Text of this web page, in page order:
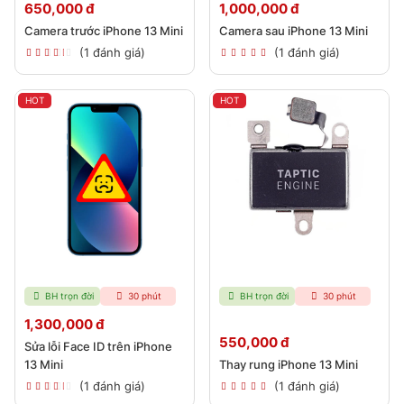
Lưu ý: Giá đã bao gồm VAT & Công sửa chữa.
Sửa trắng/xanh
500.000
03
tháng
Giải pháp
phổ biến
và hiệu
quả nhất
Địa Chỉ Sửa Lỗi Màn Hình
iPhone Uy Tín & Chuyên
Nghiệp Tại TP.HCM
CareK - Trung tâm sửa chữa điện thoại uy tín tại
Địa chỉ: 681(03 Cũ) Nguyễn Kiệm, Phường 3, Gò Vấp,
650,000 đ
Camera trước iPhone 13 Mini
(1 đánh giá)
1,000,000 đ
Camera sau iPhone 13 Mini
(1 đánh giá)
HOT
BH trọn đời 30 phút
1,300,000 đ
Sửa lỗi Face ID trên iPhone
13 Mini
(1 đánh giá)
HOT
BH trọn đời 30 phút
550,000 đ
Thay rung iPhone 13 Mini
(1 đánh giá)